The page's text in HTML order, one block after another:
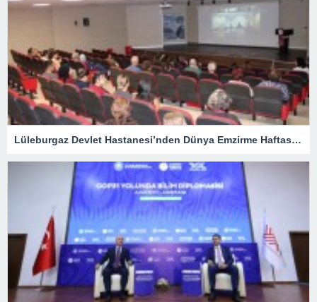
Lüleburgaz Devlet Hastanesi’nden Dünya Emzirme Haftası Katılımı